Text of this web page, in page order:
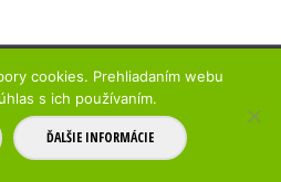
mapa stránky
cookies. Prehliadaním webu
s ich používaním.
ĎALŠIE INFORMÁCIE